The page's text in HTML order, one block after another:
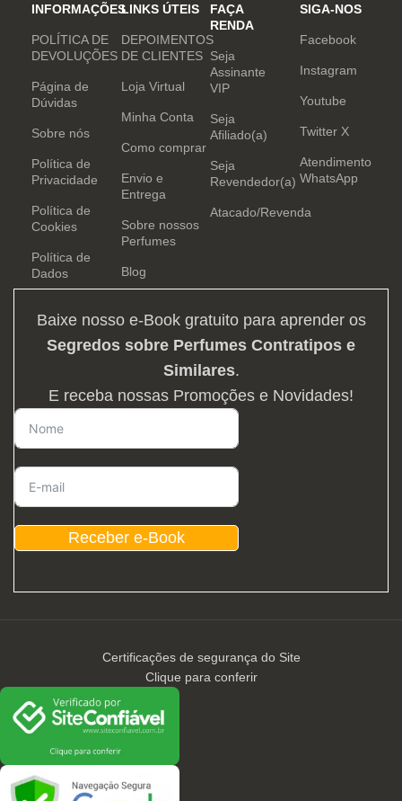
INFORMAÇÕES
POLÍTICA DE
DEVOLUÇÕES
Página de
Dúvidas
Sobre nós
Política de
Privacidade
Política de
Cookies
Política de
Dados
LINKS ÚTEIS
DEPOIMENTOS
DE CLIENTES
Loja Virtual
Minha Conta
Como comprar
Envio e
Entrega
Sobre nossos
Perfumes
Blog
FAÇA
RENDA
Seja
Assinante
VIP
Seja
Afiliado(a)
Seja
Revendedor(a)
Atacado/Revenda
SIGA-NOS
Facebook
Instagram
Youtube
Twitter X
Atendimento
WhatsApp
Baixe nosso e-Book gratuito para aprender os
Segredos sobre Perfumes Contratipos e
Similares.
E receba nossas Promoções e Novidades!
Receber e-Book
Certificações de segurança do Site
Clique para conferir